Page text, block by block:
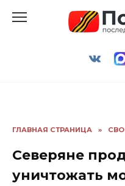
ГЛАВНАЯ СТРАНИЦА » СВО
Северяне
уничтожать